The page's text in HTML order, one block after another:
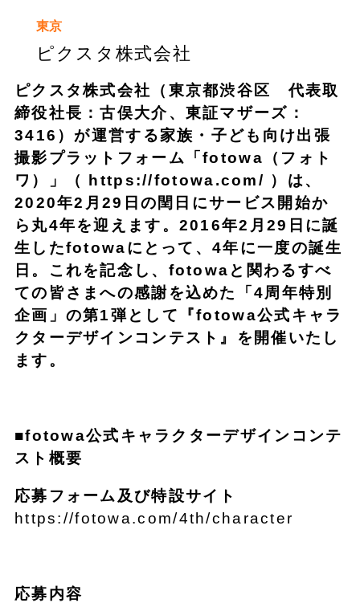
東京
ピクスタ株式会社
ピクスタ株式会社（東京都渋谷区 代表取
締役社長：古俣大介、東証マザーズ：
3416）が運営する家族・子ども向け出張
撮影プラットフォーム「fotowa（フォト
ワ）」（ https://fotowa.com/ ）は、
2020年2月29日の閏日にサービス開始か
ら丸4年を迎えます。2016年2月29日に誕
生したfotowaにとって、4年に一度の誕生
日。これを記念し、fotowaと関わるすべ
ての皆さまへの感謝を込めた「4周年特別
企画」の第1弾として『fotowa公式キャラ
クターデザインコンテスト』を開催いたし
ます。
■fotowa公式キャラクターデザインコンテ
スト概要
応募フォーム及び特設サイト
https://fotowa.com/4th/character
応募内容